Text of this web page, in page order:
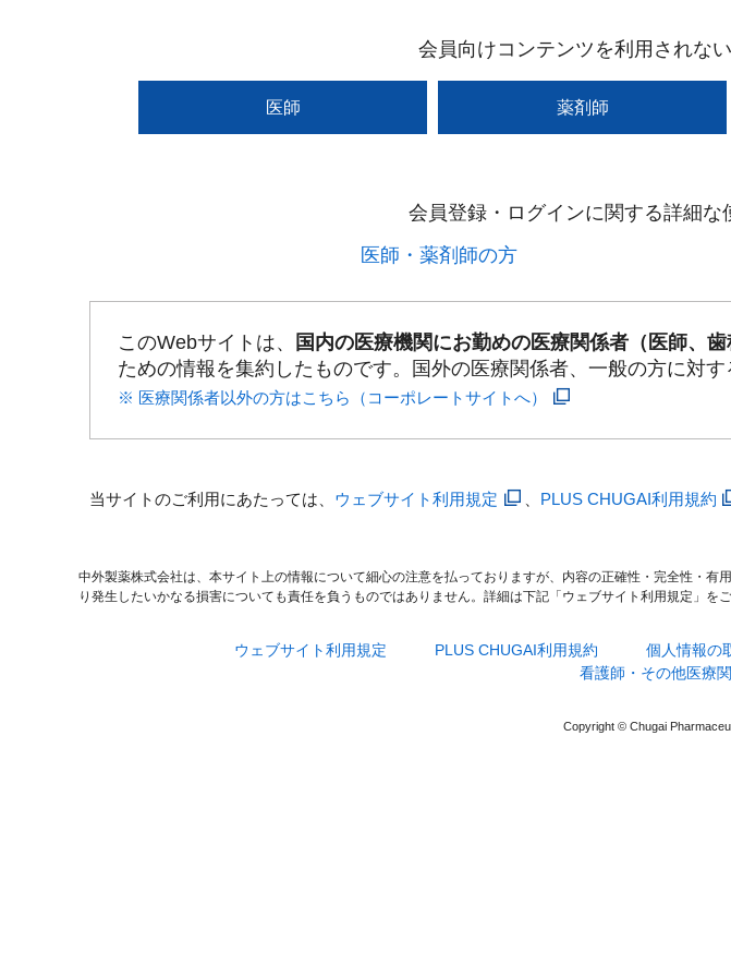
会員向けコンテンツを利用されな
医師 薬剤師
会員登録・ログインに関する詳細な
医師・薬剤師の方​
このWebサイトは、 国内の医療機関にお勤めの医療関係者（医師、歯
ための情報を集約したものです。国外の医療関係者、一般の方に対
※ 医療関係者以外の方はこちら（コーポレートサイトへ）
当サイトのご利用にあたっては、 ウェブサイト利用規定 PLUS CHUGAI利用規約
中外製薬株式会社は、本サイト上の情報について細心の注意を払っておりますが、内容の正確性・完全性・
り発生したいかなる損害についても責任を負うものではありません。詳細は下記「ウェブサイト利用規定」をご
ウェブサイト利用規定 PLUS CHUGAI利用規約 個人情報の
看護師・その他医療
Copyright © Chugai